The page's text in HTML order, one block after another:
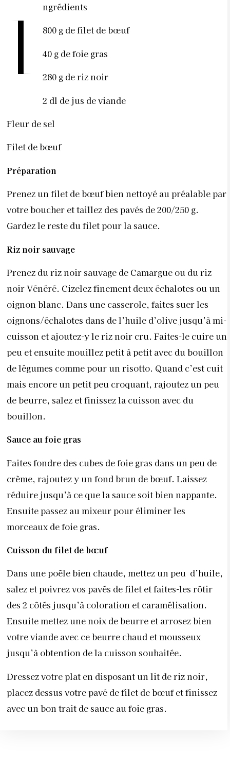
I
ngrédients
800 g de filet de bœuf
40 g de foie gras
280 g de riz noir
2 dl de jus de viande
Fleur de sel
Filet de bœuf
Préparation
Prenez un filet de bœuf bien nettoyé au préalable par
votre boucher et taillez des pavés de 200/250 g.
Gardez le reste du filet pour la sauce.
Riz noir sauvage
Prenez du riz noir sauvage de Camargue ou du riz
noir Vénéré. Cizelez finement deux échalotes ou un
oignon blanc. Dans une casserole, faites suer les
oignons/échalotes dans de l’huile d’olive jusqu’à mi-
cuisson et ajoutez-y le riz noir cru. Faites-le cuire un
peu et ensuite mouillez petit à petit avec du bouillon
de légumes comme pour un risotto. Quand c’est cuit
mais encore un petit peu croquant, rajoutez un peu
de beurre, salez et finissez la cuisson avec du
bouillon.
Sauce au foie gras
Faites fondre des cubes de foie gras dans un peu de
crème, rajoutez y un fond brun de bœuf. Laissez
réduire jusqu’à ce que la sauce soit bien nappante.
Ensuite passez au mixeur pour éliminer les
morceaux de foie gras.
Cuisson du filet de bœuf
Dans une poêle bien chaude, mettez un peu d’huile,
salez et poivrez vos pavés de filet et faites-les rôtir
des 2 côtés jusqu’à coloration et caramélisation.
Ensuite mettez une noix de beurre et arrosez bien
votre viande avec ce beurre chaud et mousseux
jusqu’à obtention de la cuisson souhaitée.
Dressez votre plat en disposant un lit de riz noir,
placez dessus votre pavé de filet de bœuf et finissez
avec un bon trait de sauce au foie gras.